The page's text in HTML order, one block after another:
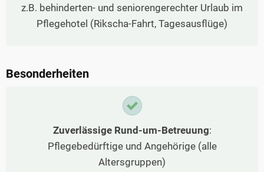
z.B. behinderten- und seniorengerechter Urlaub im
Pflegehotel (Rikscha-Fahrt, Tagesausflüge)
Besonderheiten
Zuverlässige Rund-um-Betreuung:
Pflegebedürftige und Angehörige (alle
Altersgruppen)